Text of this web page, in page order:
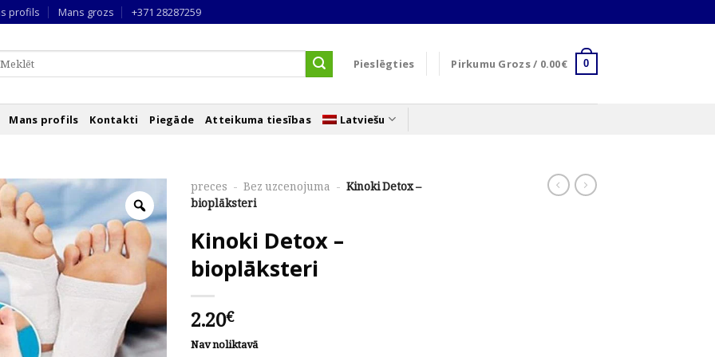
profils Mans grozs +371 28287259
Pieslēgties Pirkumu Grozs / 0.00€ 0
Mans profils Kontakti Piegāde Atteikuma tiesības Latviešu
preces - Bez uzcenojuma - Kinoki Detox –
bioplāksteri
Kinoki Detox –
bioplāksteri
2.20€
Nav noliktavā